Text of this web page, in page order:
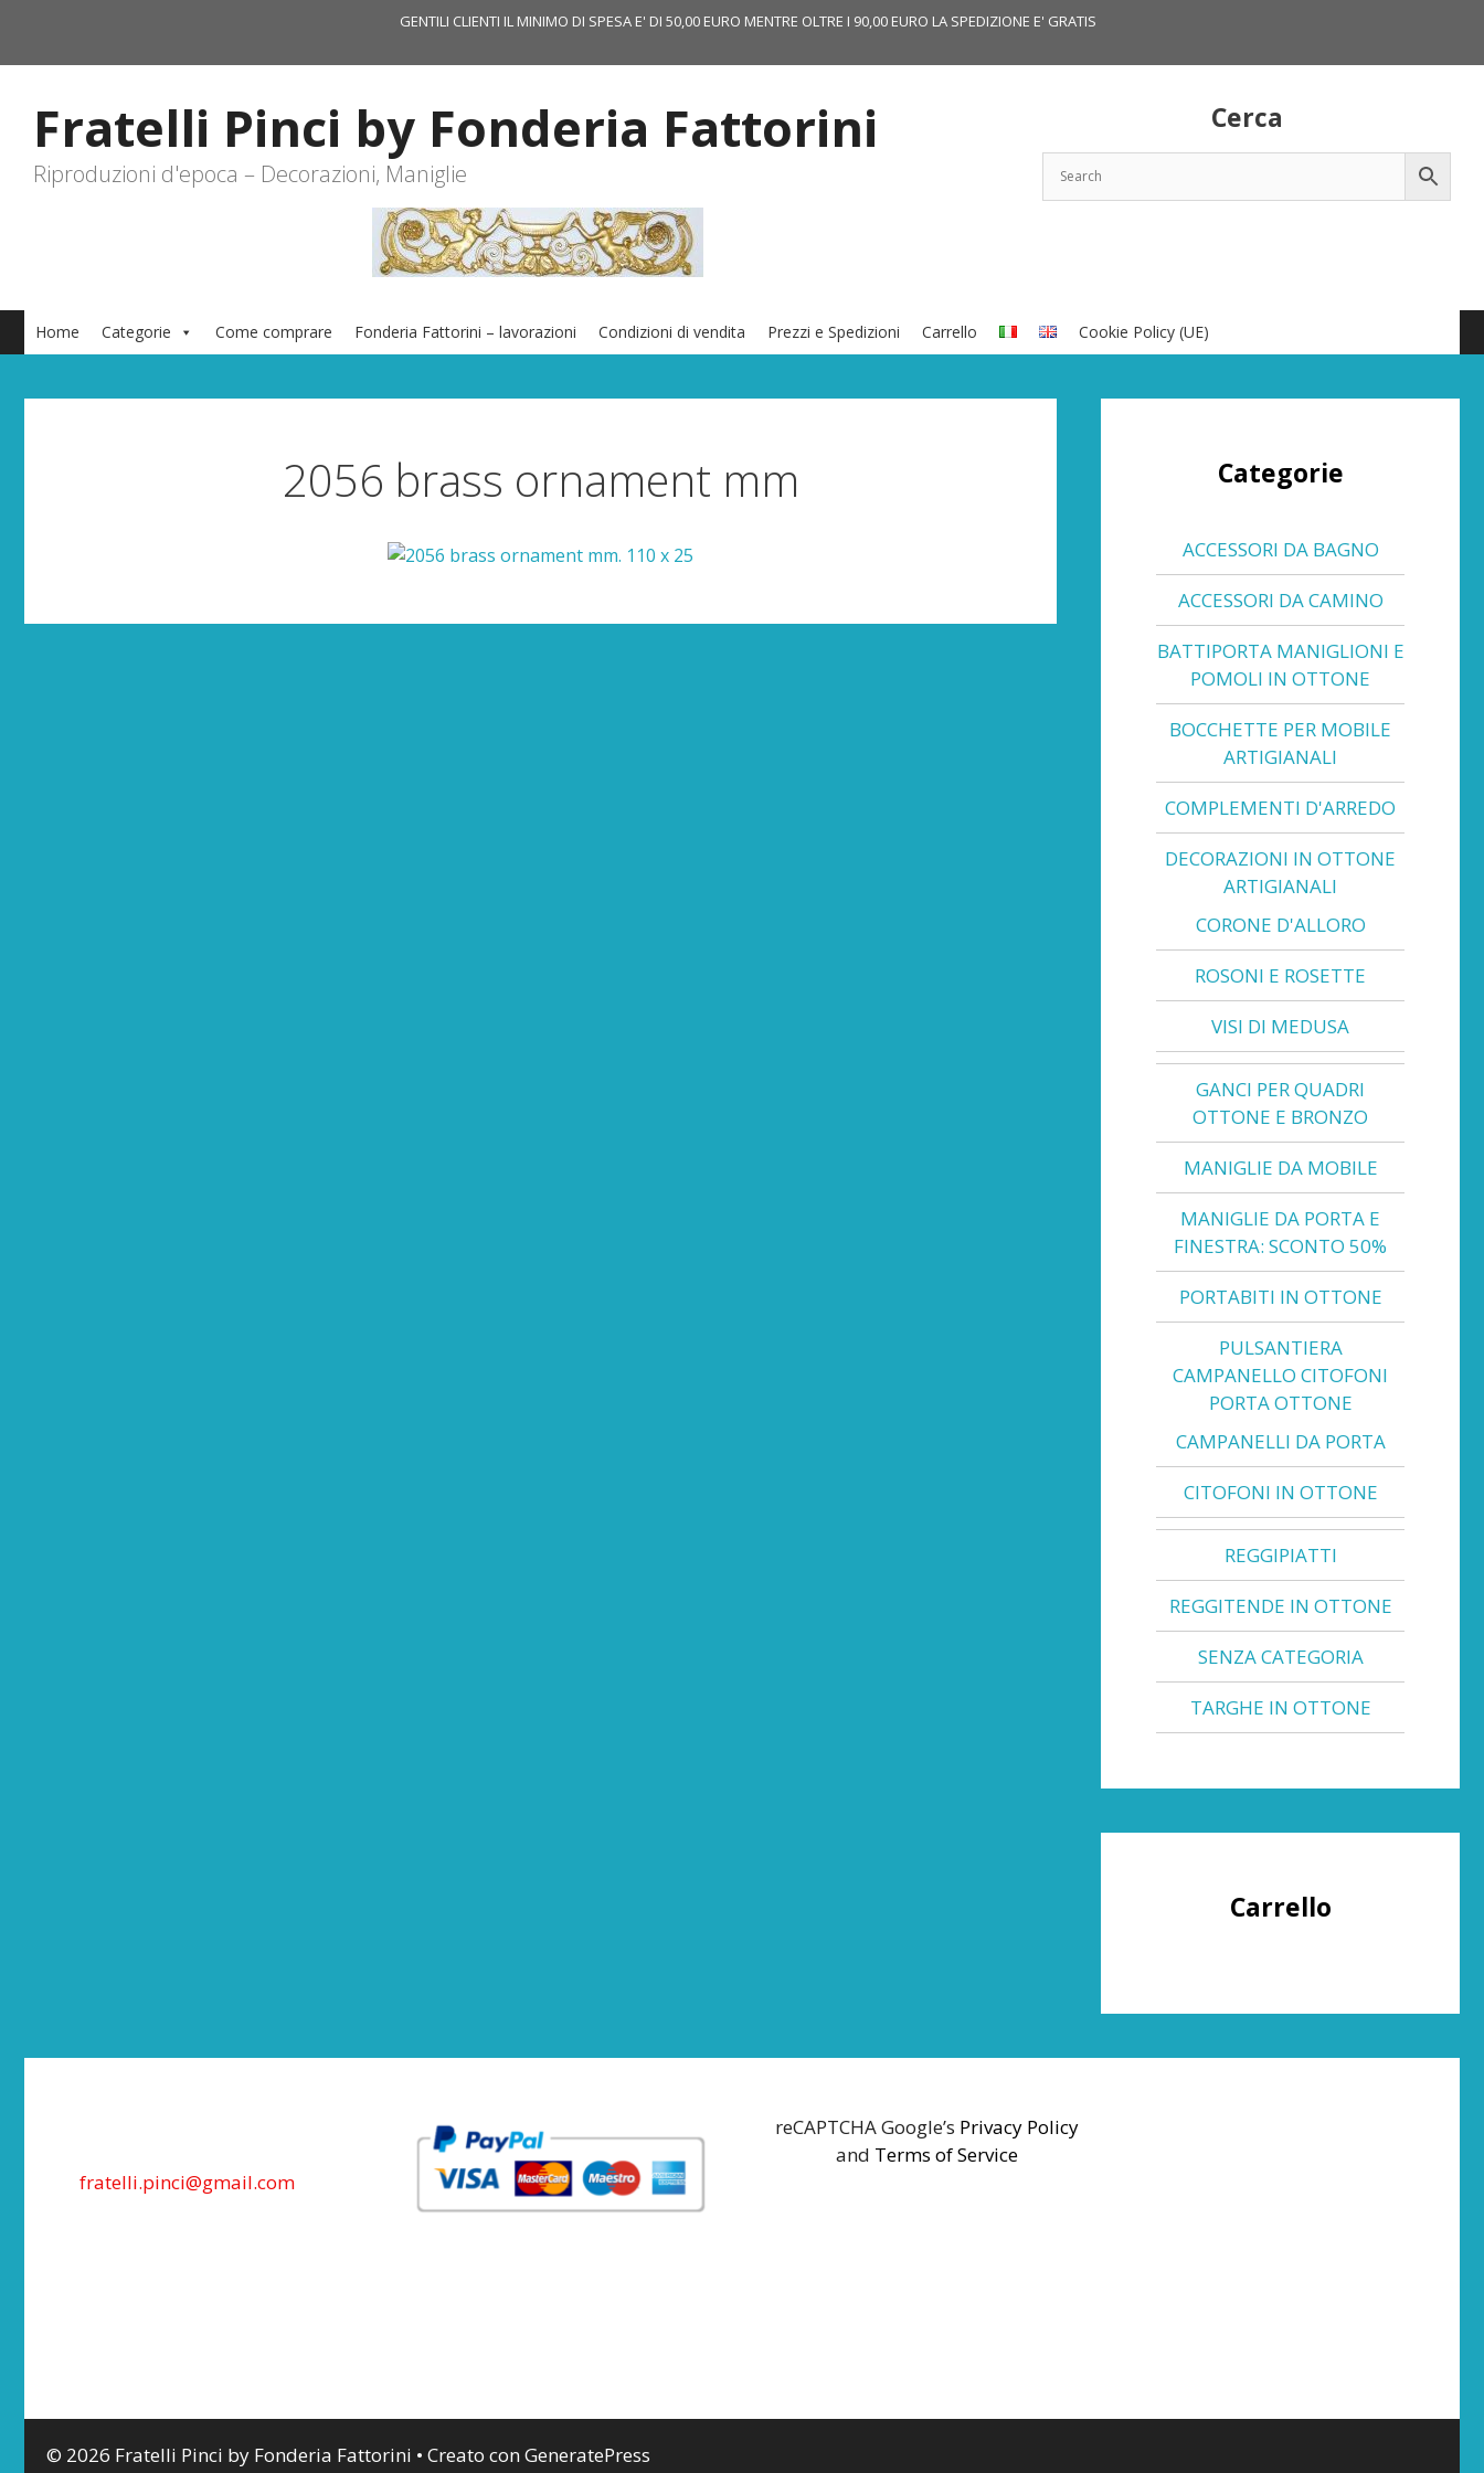
contenuto
GENTILI CLIENTI IL MINIMO DI SPESA E' DI 50,00 EURO MENTRE OLTRE I 90,00 EURO LA SPEDIZIONE E' GRATIS
Cerca
Fratelli Pinci by Fonderia Fattorini
Riproduzioni d'epoca – Decorazioni, Maniglie
Home Categorie Come comprare Fonderia Fattorini – lavorazioni Condizioni di vendita Prezzi e Spedizioni Carrello Cookie Policy (UE)
2056 brass ornament mm Categorie
ACCESSORI DA BAGNO
ACCESSORI DA CAMINO
BATTIPORTA MANIGLIONI E
POMOLI IN OTTONE
BOCCHETTE PER MOBILE
ARTIGIANALI
COMPLEMENTI D'ARREDO
DECORAZIONI IN OTTONE
ARTIGIANALI
CORONE D'ALLORO
ROSONI E ROSETTE
VISI DI MEDUSA
GANCI PER QUADRI
OTTONE E BRONZO
MANIGLIE DA MOBILE
MANIGLIE DA PORTA E
FINESTRA: SCONTO 50%
PORTABITI IN OTTONE
PULSANTIERA
CAMPANELLO CITOFONI
PORTA OTTONE
CAMPANELLI DA PORTA
CITOFONI IN OTTONE
REGGIPIATTI
REGGITENDE IN OTTONE
SENZA CATEGORIA
TARGHE IN OTTONE
Carrello
fratelli.pinci@gmail.com
reCAPTCHA Google’s Privacy Policy
and Terms of Service
© 2026 Fratelli Pinci by Fonderia Fattorini • Creato conGeneratePress